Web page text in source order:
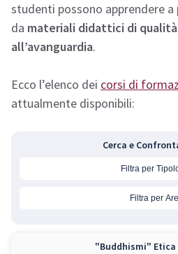
studenti possono apprendere
da materiali didattici di qualità
all’avanguardia.
Ecco l’elenco dei corsi di
attualmente disponibili:
Cerca e
"Buddhismi" Etica